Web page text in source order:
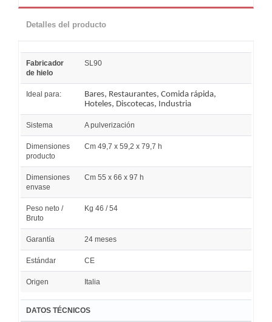
Detalles del producto
Fabricador
de hielo
SL90
Ideal para:
Bares, Restaurantes, Comida rápida,
Hoteles, Discotecas, Industria
Sistema A pulverización
Dimensiones
producto
Cm 49,7 x 59,2 x 79,7 h
Dimensiones
envase
Cm 55 x 66 x 97 h
Peso neto /
Bruto
Kg 46 / 54
Garantía 24 meses
Estándar CE
Origen Italia
DATOS TÉCNICOS